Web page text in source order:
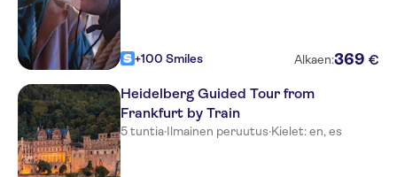
+100 Smiles Alkaen:369 €
Heidelberg Guided Tour from
Frankfurt by Train
5 tuntia·Ilmainen peruutus·Kielet: en, es